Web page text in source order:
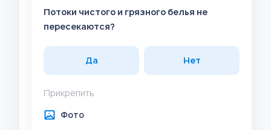
Потоки чистого и грязного белья не
пересекаются?
Да Нет
Прикрепить
Фото